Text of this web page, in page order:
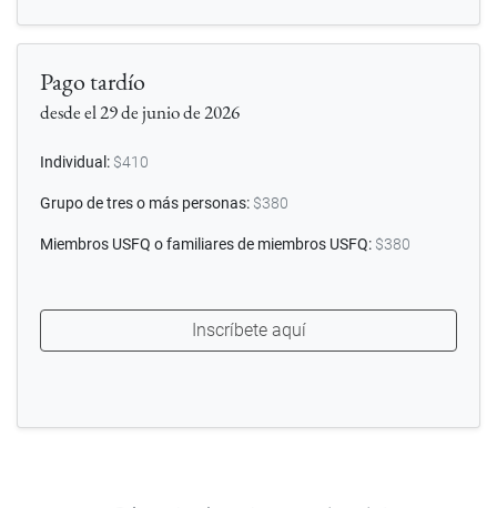
Pago tardío
desde el 29 de junio de 2026
Individual: $410
Grupo de tres o más personas: $380
Miembros USFQ o familiares de miembros USFQ: $380
Inscríbete aquí